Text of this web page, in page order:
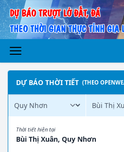
DỰ BÁO TRƯỢT LỞ ĐẤT, ĐÁ
THEO THỜI GIAN THỰC TỈNH GIA
DỰ BÁO THỜI TIẾT (THEO
Thời tiết hiện tại
Bùi Thị Xuân, Quy Nhơn